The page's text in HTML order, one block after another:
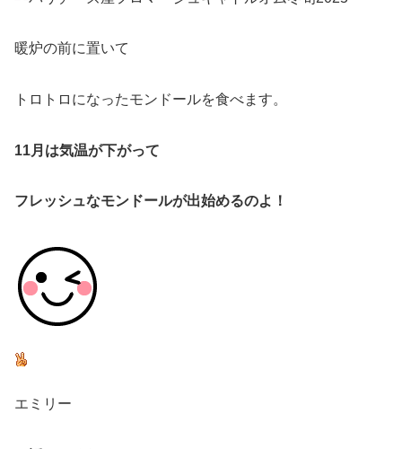
暖炉の前に置いて
トロトロになったモンドールを食べます。
11月は気温が下がって
フレッシュなモンドールが出始めるのよ！
エミリー